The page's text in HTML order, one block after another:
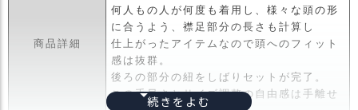
商品詳細
何人もの人が何度も着用し、様々な頭の形
に合うよう、襟足部分の長さも計算し
仕上がったアイテムなので頭へのフィット
感は抜群。
後ろの部分の紐をしばりセットが完了。
この手早さとサイズ調整の自由感は手離せ